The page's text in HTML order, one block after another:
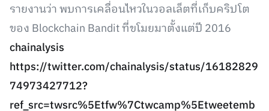
รายงานว่า พบการเคลื่อนไหวในวอลเล็ตที่เก็บคริปโต
ของ Blockchain Bandit ที่ขโมยมาตั้งแต่ปี 2016
chainalysis
https://twitter.com/chainalysis/status/16182829
74973427712?
ref_src=twsrc%5Etfw%7Ctwcamp%5Etweetemb